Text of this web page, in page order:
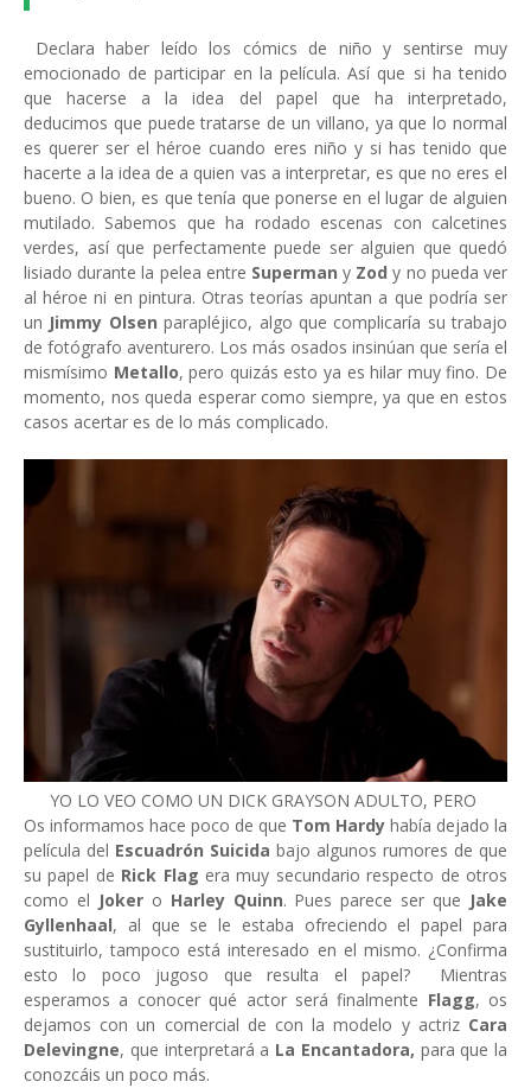
Declara haber leído los cómics de niño y sentirse muy
emocionado de participar en la película. Así que si ha tenido
que hacerse a la idea del papel que ha interpretado,
deducimos que puede tratarse de un villano, ya que lo normal
es querer ser el héroe cuando eres niño y si has tenido que
hacerte a la idea de a quien vas a interpretar, es que no eres el
bueno. O bien, es que tenía que ponerse en el lugar de alguien
mutilado. Sabemos que ha rodado escenas con calcetines
verdes, así que perfectamente puede ser alguien que quedó
lisiado durante la pelea entre Supermany Zody no pueda ver
al héroe ni en pintura. Otras teorías apuntan a que podría ser
un Jimmy Olsen parapléjico, algo que complicaría su trabajo
de fotógrafo aventurero. Los más osados insinúan que sería el
mismísimo Metallo, pero quizás esto ya es hilar muy fino. De
momento, nos queda esperar como siempre, ya que en estos
casos acertar es de lo más complicado.
YO LO VEO COMO UN DICK GRAYSON ADULTO, PERO
Os informamos hace poco de que Tom Hardy había dejado la
película del Escuadrón Suicida bajo algunos rumores de que
su papel de Rick Flag era muy secundario respecto de otros
como el Jokero Harley Quinn. Pues parece ser que Jake
Gyllenhaal, al que se le estaba ofreciendo el papel para
sustituirlo, tampoco está interesado en el mismo. ¿Confirma
esto lo poco jugoso que resulta el papel? Mientras
esperamos a conocer qué actor será finalmente Flagg, os
dejamos con un comercial de con la modelo y actrizCara
Delevingne, que interpretará a La Encantadora, para que la
conozcáis un poco más.